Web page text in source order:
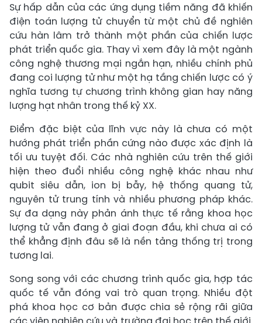
Sự hấp dẫn của các ứng dụng tiềm năng đã khiến
điện toán lượng tử chuyển từ một chủ đề nghiên
cứu hàn lâm trở thành một phần của chiến lược
phát triển quốc gia. Thay vì xem đây là một ngành
công nghệ thương mại ngắn hạn, nhiều chính phủ
đang coi lượng tử như một hạ tầng chiến lược có ý
nghĩa tương tự chương trình không gian hay năng
lượng hạt nhân trong thế kỷ XX.
Điểm đặc biệt của lĩnh vực này là chưa có một
hướng phát triển phần cứng nào được xác định là
tối ưu tuyệt đối. Các nhà nghiên cứu trên thế giới
hiện theo đuổi nhiều công nghệ khác nhau như
qubit siêu dẫn, ion bị bẫy, hệ thống quang tử,
nguyên tử trung tính và nhiều phương pháp khác.
Sự đa dạng này phản ánh thực tế rằng khoa học
lượng tử vẫn đang ở giai đoạn đầu, khi chưa ai có
thể khẳng định đâu sẽ là nền tảng thống trị trong
tương lai.
Song song với các chương trình quốc gia, hợp tác
quốc tế vẫn đóng vai trò quan trọng. Nhiều đột
phá khoa học cơ bản được chia sẻ rộng rãi giữa